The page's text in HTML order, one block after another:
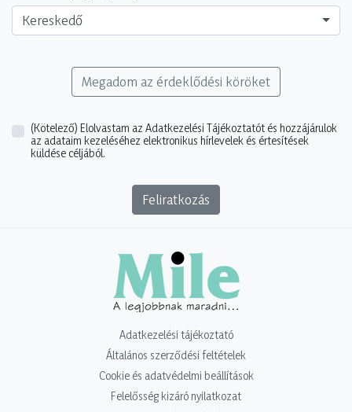
Kereskedő
Megadom az érdeklődési köröket
(Kötelező) Elolvastam az Adatkezelési Tájékoztatót és hozzájárulok
az adataim kezeléséhez elektronikus hírlevelek és értesítések
küldése céljából.
Feliratkozás
Adatkezelési tájékoztató
Általános szerződési feltételek
Cookie és adatvédelmi beállítások
Felelősség kizáró nyilatkozat